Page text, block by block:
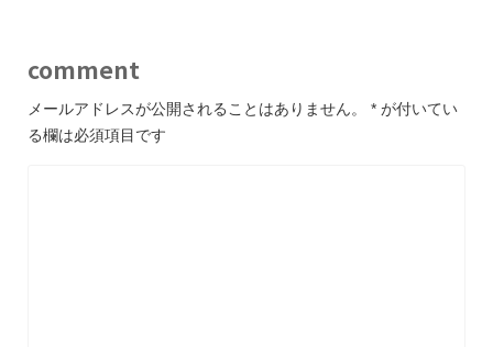
comment
メールアドレスが公開されることはありません。 * が付いてい
る欄は必須項目です